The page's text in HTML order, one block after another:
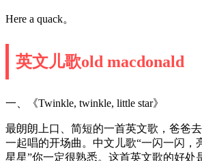
Here a quack。
英文儿歌old macdonald
一、《Twinkle, twinkle, little star》
最朗朗上口、简短的一首英文歌，爸爸
一起唱的开场曲。中文儿歌“一闪一闪，
星星”你一定很熟悉。这首英文歌的好处